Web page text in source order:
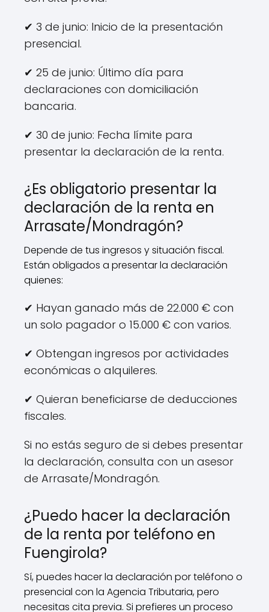
✔ 3 de junio: Inicio de la presentación
presencial.
✔ 25 de junio: Último día para
declaraciones con domiciliación
bancaria.
✔ 30 de junio: Fecha límite para
presentar la declaración de la renta.
¿Es obligatorio presentar la
declaración de la renta en
Arrasate/Mondragón?
Depende de tus ingresos y situación fiscal.
Están obligados a presentar la declaración
quienes:
✔ Hayan ganado más de 22.000 € con
un solo pagador o 15.000 € con varios.
✔ Obtengan ingresos por actividades
económicas o alquileres.
✔ Quieran beneficiarse de deducciones
fiscales.
Si no estás seguro de si debes presentar
la declaración, consulta con un asesor
de Arrasate/Mondragón.
¿Puedo hacer la declaración
de la renta por teléfono en
Fuengirola?
Sí, puedes hacer la declaración por teléfono o
presencial con la Agencia Tributaria, pero
necesitas cita previa. Si prefieres un proceso